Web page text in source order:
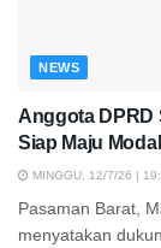
NEWS
Anggota DPRD
Siap Maju
MINGGU, 12/7/26 |
Pasaman Barat,
menyatakan